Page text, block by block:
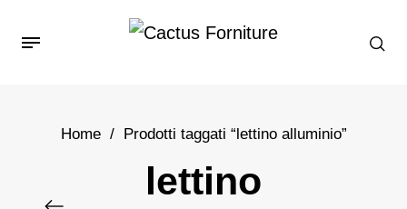
Home / Prodotti taggati “lettino alluminio”
lettino